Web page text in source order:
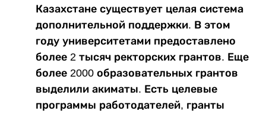
Казахстане существует целая система
дополнительной поддержки. В этом
году университетами предоставлено
более 2 тысяч ректорских грантов. Еще
более 2000 образовательных грантов
выделили акиматы. Есть целевые
программы работодателей, гранты